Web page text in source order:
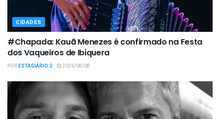
CIDADES
#Chapada: Kauã Menezes é confirmado na Festa
dos Vaqueiros de Ibiquera
PORESTAGIÁRIO 2 2026/08/08